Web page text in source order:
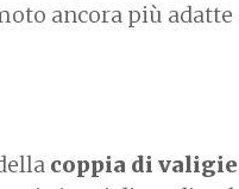
ancora più adatte
coppia di valigie